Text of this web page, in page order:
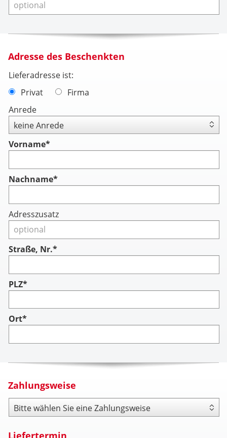
Adresse des Beschenkten
Lieferadresse ist:
Privat
Firma
Anrede
Vorname*
Nachname*
Adresszusatz
Straße, Nr.*
PLZ*
Ort*
Zahlungsweise
Zahlungsweise
Liefertermin